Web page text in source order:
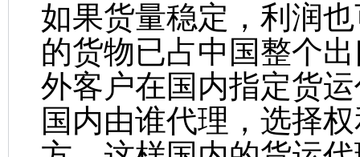
如果货量稳定，利润
的货物已占中国整个
外客户在国内指定货
国内由谁代理，选择